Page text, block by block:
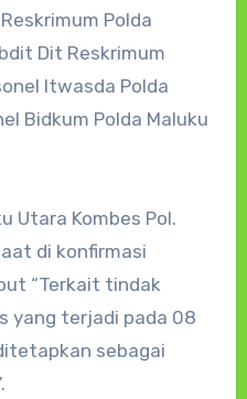
Polda
Dit Reskrimum
Itwasda Polda
Bidkum Polda Maluku
Utara Kombes Pol.
di konfirmasi
“Terkait tindak
yang terjadi pada 08
sebagai